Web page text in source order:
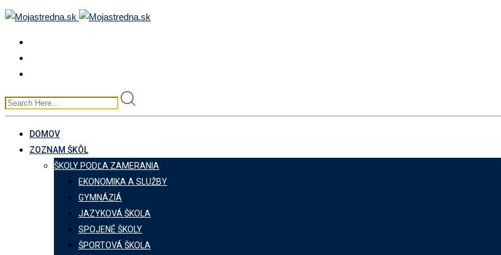
Skip
DOMOV
ZOZNAM ŠKÔL
ŠKOLY PODĽA ZAMERANIA
EKONOMIKA A SLUŽBY
GYMNÁZIÁ
JAZYKOVÁ ŠKOLA
SPOJENÉ ŠKOLY
ŠPORTOVÁ ŠKOLA